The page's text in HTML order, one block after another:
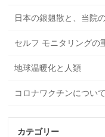
日本の銀翹散と、当院
セルフ モニタリングの
地球温暖化と人類
コロナワクチンについ
カテゴリー